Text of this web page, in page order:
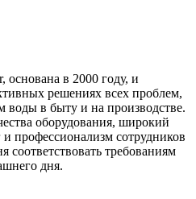
основана в 2000 году, и
решениях всех проблем,
воды в быту и на производстве.
оборудования, широкий
профессионализм сотрудников
соответствовать требованиям
дня.